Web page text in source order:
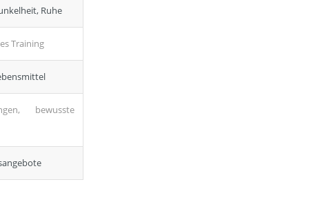
Ruhe
Training
bewusste